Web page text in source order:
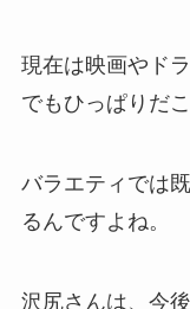
現在は映画やド
でもひっぱりだ
バラエティでは
るんですよね。
沢尻さんは、今